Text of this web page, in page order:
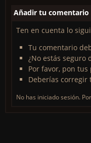
Añadir tu comentario
Ten en cuenta lo
Tu comentario
¿No estás seguro
Por favor, pon
Deberías corregir
No has iniciado sesión.